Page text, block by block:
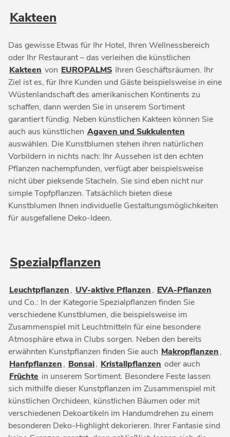
Kakteen
Das gewisse Etwas für Ihr Hotel, Ihren Wellnessbereich
oder Ihr Restaurant – das verleihen die künstlichen
Kakteen von EUROPALMS Ihren Geschäftsräumen. Ihr
Ziel ist es, für Ihre Kunden und Gäste beispielsweise in eine
Wüstenlandschaft des amerikanischen Kontinents zu
schaffen, dann werden Sie in unserem Sortiment
garantiert fündig. Neben künstlichen Kakteen können Sie
auch aus künstlichen Agaven und Sukkulenten
auswählen. Die Kunstblumen stehen ihren natürlichen
Vorbildern in nichts nach: Ihr Aussehen ist den echten
Pflanzen nachempfunden, verfügt aber beispielsweise
nicht über pieksende Stacheln. Sie sind eben nicht nur
simple Topfpflanzen. Tatsächlich bieten diese
Kunstblumen Ihnen individuelle Gestaltungsmöglichkeiten
für ausgefallene Deko-Ideen.
Spezialpflanzen
Leuchtpflanzen, UV-aktive Pflanzen, EVA-Pflanzen
und Co.: In der Kategorie Spezialpflanzen finden Sie
verschiedene Kunstblumen, die beispielsweise im
Zusammenspiel mit Leuchtmitteln für eine besondere
Atmosphäre etwa in Clubs sorgen. Neben den bereits
erwähnten Kunstpflanzen finden Sie auch Makropflanzen,
Hanfpflanzen, Bonsai, Kristallpflanzen oder auch
Früchte in unserem Sortiment. Besondere Feste lassen
sich mithilfe dieser Kunstpflanzen im Zusammenspiel mit
künstlichen Orchideen, künstlichen Bäumen oder mit
verschiedenen Dekoartikeln im Handumdrehen zu einem
besonderen Deko-Highlight dekorieren. Ihrer Fantasie sind